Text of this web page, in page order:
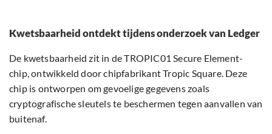
Kwetsbaarheid ontdekt tijdens onderzoek van Ledger
De kwetsbaarheid zit in de TROPIC01 Secure Element-
chip, ontwikkeld door chipfabrikant Tropic Square. Deze
chip is ontworpen om gevoelige gegevens zoals
cryptografische sleutels te beschermen tegen aanvallen van
buitenaf.